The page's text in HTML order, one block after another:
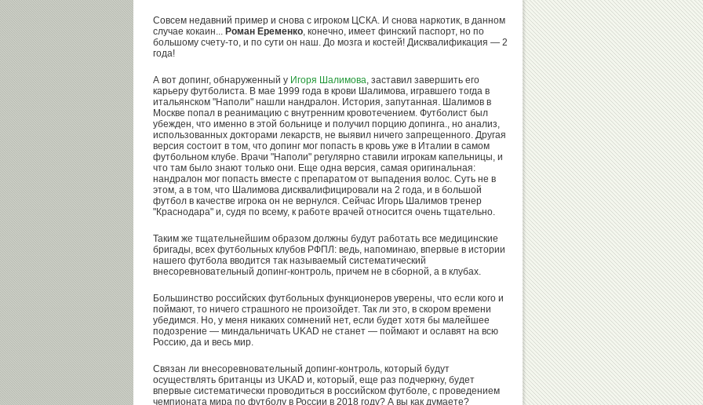
Совсем недавний пример и снова с игроком ЦСКА. И снова наркотик, в данном
случае кокаин... Роман Еременко, конечно, имеет финский паспорт, но по
большому счету-то, и по сути он наш. До мозга и костей! Дисквалификация — 2
года!
А вот допинг, обнаруженный у Игоря Шалимова, заставил завершить его
карьеру футболиста. В мае 1999 года в крови Шалимова, игравшего тогда в
итальянском "Наполи" нашли нандралон. История, запутанная. Шалимов в
Москве попал в реанимацию с внутренним кровотечением. Футболист был
убежден, что именно в этой больнице и получил порцию допинга., но анализ,
использованных докторами лекарств, не выявил ничего запрещенного. Другая
версия состоит в том, что допинг мог попасть в кровь уже в Италии в самом
футбольном клубе. Врачи "Наполи" регулярно ставили игрокам капельницы, и
что там было знают только они. Еще одна версия, самая оригинальная:
нандралон мог попасть вместе с препаратом от выпадения волос. Суть не в
этом, а в том, что Шалимова дисквалифицировали на 2 года, и в большой
футбол в качестве игрока он не вернулся. Сейчас Игорь Шалимов тренер
"Краснодара" и, судя по всему, к работе врачей относится очень тщательно.
Таким же тщательнейшим образом должны будут работать все медицинские
бригады, всех футбольных клубов РФПЛ: ведь, напоминаю, впервые в истории
нашего футбола вводится так называемый систематический
внесоревновательный допинг-контроль, причем не в сборной, а в клубах.
Большинство российских футбольных функционеров уверены, что если кого и
поймают, то ничего страшного не произойдет. Так ли это, в скором времени
убедимся. Но, у меня никаких сомнений нет, если будет хотя бы малейшее
подозрение — миндальничать UKAD не станет — поймают и ославят на всю
Россию, да и весь мир.
Связан ли внесоревновательный допинг-контроль, который будут
осуществлять британцы из UKAD и, который, еще раз подчеркну, будет
впервые систематически проводиться в российском футболе, с проведением
чемпионата мира по футболу в России в 2018 году? А вы как думаете?
Александр
Карелин
Николай
Попов
Денис
Аблязин
Валентина
Родионенко
Вячеслав
Фетисов
Ксения
Семенова
Александр
Москаленко
Валентин
Писеев
Олег
Валерий